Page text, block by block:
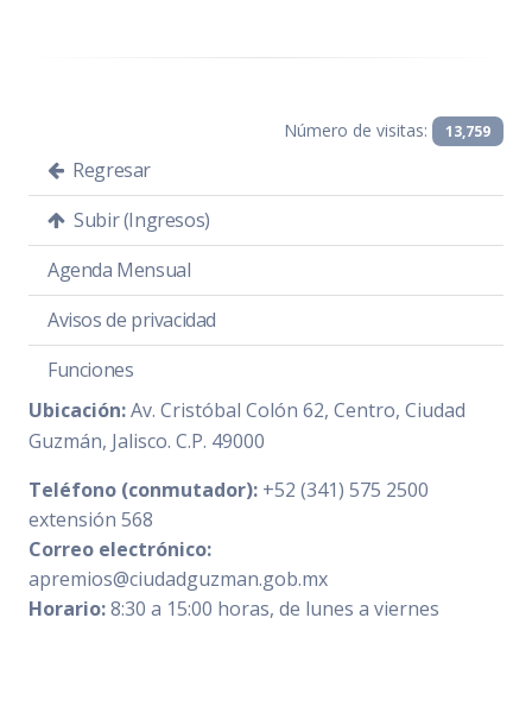
Número de visitas: 13,759
Regresar
Subir (Ingresos)
Agenda Mensual
Avisos de privacidad
Funciones
Ubicación:Av. Cristóbal Colón 62, Centro, Ciudad
Guzmán, Jalisco. C.P. 49000
Teléfono (conmutador): +52 (341) 575 2500
extensión 568
Correo electrónico:
apremios@ciudadguzman.gob.mx
Horario:8:30 a 15:00 horas, de lunes a viernes